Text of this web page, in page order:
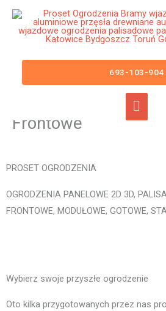
Przejdź
menu
693-103-904
Ogrodzenia Lubin
Wjazdowe Furtki
Aluminiowe
Panelowe
Frontowe
PROSET OGRODZENIA
OGRODZENIA PANELOWE 2D 3D,
FRONTOWE, MODUŁOWE, GOTOWE,
Wybierz swoje przyszłe ogrodzenie
Oto kilka przygotowanych przez nas